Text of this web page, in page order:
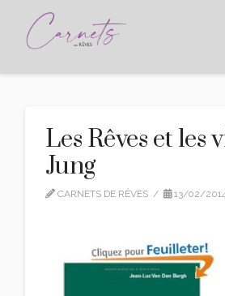
Les Rêves et les
Jung
CARNETS DE RÊVES
13/02/